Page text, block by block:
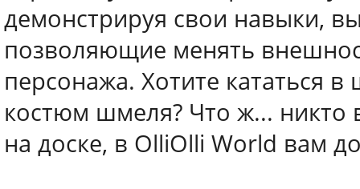
демонстрируя свои навыки,
позволяющие менять
персонажа. Хотите кататься
костюм шмеля? Что ж... никто
на доске, в OlliOlli World вам